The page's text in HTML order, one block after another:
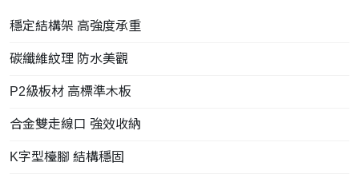
穩定結構架 高強度承重
碳纖維紋理 防水美觀
P2級板材 高標準木板
合金雙走線口 強效收納
K字型檯腳 結構穩固